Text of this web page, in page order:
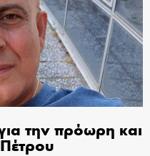
την πρόωρη και